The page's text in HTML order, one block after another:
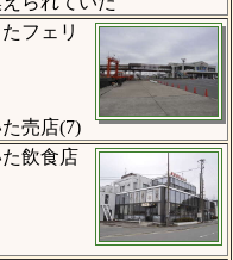
フェリ
売店(7)
飲食店